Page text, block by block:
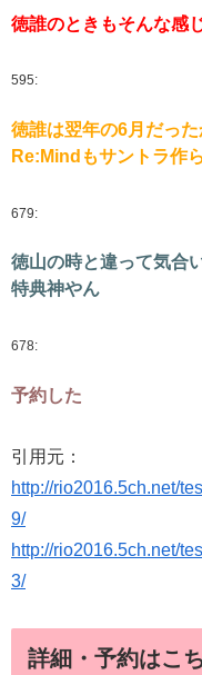
徳誰のときもそんな感
595:
徳誰は翌年の6月だっ
Re:Mindもサントラ作
679:
徳山の時と違って気合
特典神やん
678:
予約した
引用元：
http://rio2016.5ch.net/
9/
http://rio2016.5ch.net/
3/
詳細・予約はこ